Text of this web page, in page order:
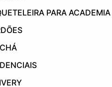
PARA ACADEMIA